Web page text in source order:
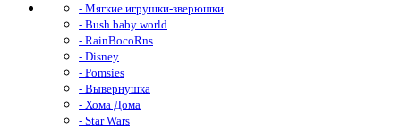
- Мягкие игрушки-зверюшки
- Bush baby world
- RainBocoRns
- Disney
- Pomsies
- Вывернушка
- Хома Дома
- Star Wars